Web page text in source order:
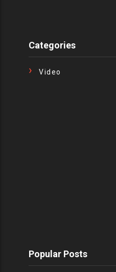
Categories
Video
Popular Posts